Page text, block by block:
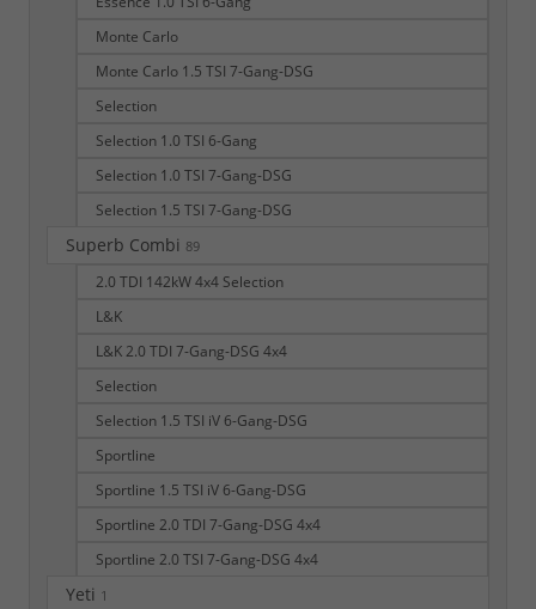
Monte Carlo
Monte Carlo 1.5 TSI 7-Gang-DSG
Selection
Selection 1.0 TSI 6-Gang
Selection 1.0 TSI 7-Gang-DSG
Selection 1.5 TSI 7-Gang-DSG
Superb Combi 89
2.0 TDI 142kW 4x4 Selection
L&K
L&K 2.0 TDI 7-Gang-DSG 4x4
Selection
Selection 1.5 TSI iV 6-Gang-DSG
Sportline
Sportline 1.5 TSI iV 6-Gang-DSG
Sportline 2.0 TDI 7-Gang-DSG 4x4
Sportline 2.0 TSI 7-Gang-DSG 4x4
Yeti 1